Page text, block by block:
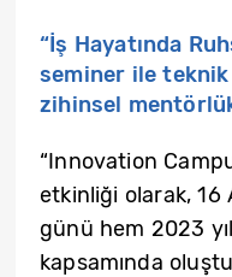
“İş Hayatında
seminer ile teknik
zihinsel
“Innovation
etkinliği olarak, 16
günü hem 2023
kapsamında